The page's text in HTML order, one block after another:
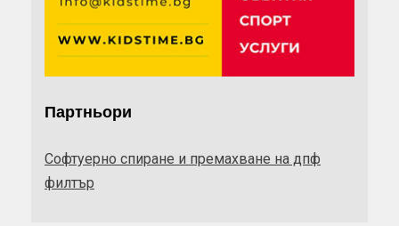
Партньори
Софтуерно спиране и премахване на дпф
филтър